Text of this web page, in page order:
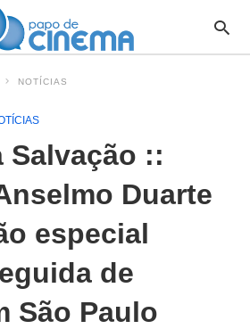
NOTÍCIAS
Salvação ::
Duarte
especial
de
São Paulo